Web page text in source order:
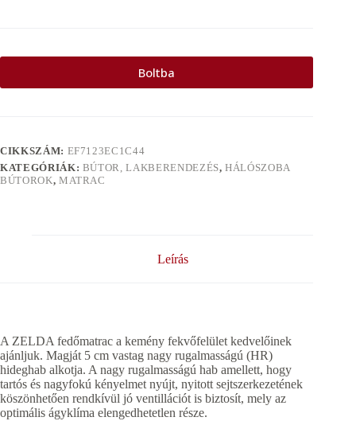
Boltba
CIKKSZÁM: EF7123EC1C44
KATEGÓRIÁK: BÚTOR, LAKBERENDEZÉS,HÁLÓSZOBA
BÚTOROK, MATRAC
Leírás
A ZELDA fedőmatrac a kemény fekvőfelület kedvelőinek
ajánljuk. Magját 5 cm vastag nagy rugalmasságú (HR)
hideghab alkotja. A nagy rugalmasságú hab amellett, hogy
tartós és nagyfokú kényelmet nyújt, nyitott sejtszerkezetének
köszönhetően rendkívül jó ventillációt is biztosít, mely az
optimális ágyklíma elengedhetetlen része.